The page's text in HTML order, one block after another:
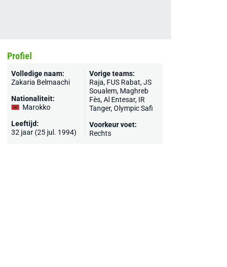
Profiel
Volledige naam:
Zakaria Belmaachi
Nationaliteit:
Marokko
Leeftijd:
32 jaar (25 jul. 1994)
Vorige teams:
Raja, FUS Rabat, JS
Soualem, Maghreb
Fès, Al Entesar, IR
Tanger, Olympic Safi
Voorkeur voet:
Rechts